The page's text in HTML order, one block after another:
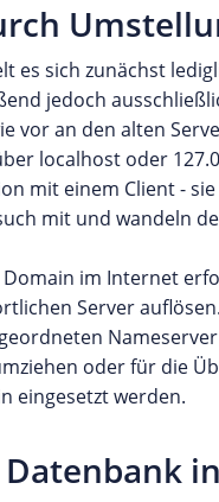
es sich zunächst
jedoch
vor an den alten
localhost oder
mit einem Client -
mit und wandeln
Domain im Internet
Server
oder für die
eingesetzt werden.